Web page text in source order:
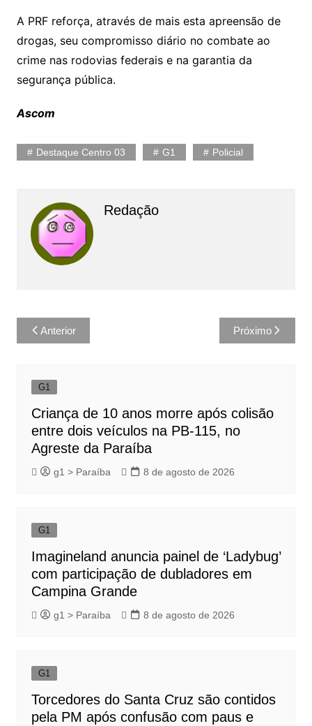
A PRF reforça, através de mais esta apreensão de
drogas, seu compromisso diário no combate ao
crime nas rodovias federais e na garantia da
segurança pública.
Ascom
Destaque Centro 03 G1 Policial
Redação
Navegação
de
Anterior Próximo
G1
Criança de 10 anos morre após colisão
entre dois veículos na PB-115, no
Agreste da Paraíba
g1 > Paraíba 8 de agosto de 2026
G1
Imagineland anuncia painel de ‘Ladybug’
com participação de dubladores em
Campina Grande
g1 > Paraíba 8 de agosto de 2026
G1
Torcedores do Santa Cruz são contidos
pela PM após confusão com paus e